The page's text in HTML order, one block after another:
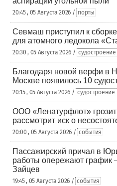
20:45 , 05 Августа 2026 / порты
Севмаш приступил к
для атомного ледокола
20:30 , 05 Августа 2026 / судостроение
Благодаря новой верфи в
Москве появилось 10
20:15 , 05 Августа 2026 / судостроение
ООО «Ленатурфлот»
рассмотрит иск о
20:00 , 05 Августа 2026 / события
Пассажирский причал в
работы опережают
Зайцев
19:45 , 05 Августа 2026 / события